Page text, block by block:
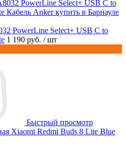
PowerLine Select+ USB C to
1 190 руб. / шт
Быстрый просмотр
Xiaomi Redmi Buds 8 Lite Blue